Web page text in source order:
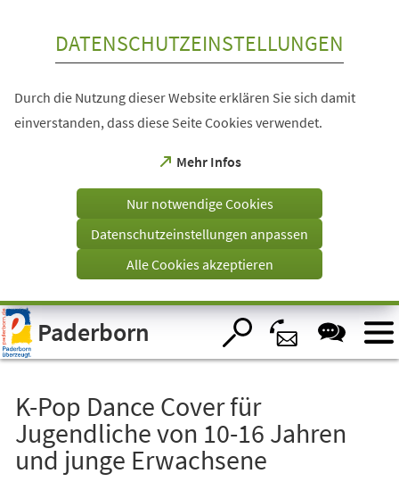
Visuelle
Assistenzsoftware
öffnen.
DATENSCHUTZEINSTELLUNGEN
Durch die Nutzung dieser Website erklären Sie sich damit
einverstanden, dass diese Seite Cookies verwendet.
Mehr Infos
(Öffnet
einem
Tab)
Nur notwendige Cookies
Datenschutzeinstellungen anpassen
Alle Cookies akzeptieren
Paderborn
K-Pop Dance Cover für
Jugendliche von 10-16 Jahren
und junge Erwachsene